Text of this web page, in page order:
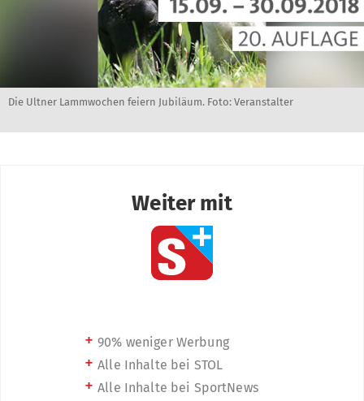
Die Ultner Lammwochen feiern Jubiläum. Foto: Veranstalter